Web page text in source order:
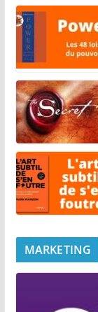
MARKETING